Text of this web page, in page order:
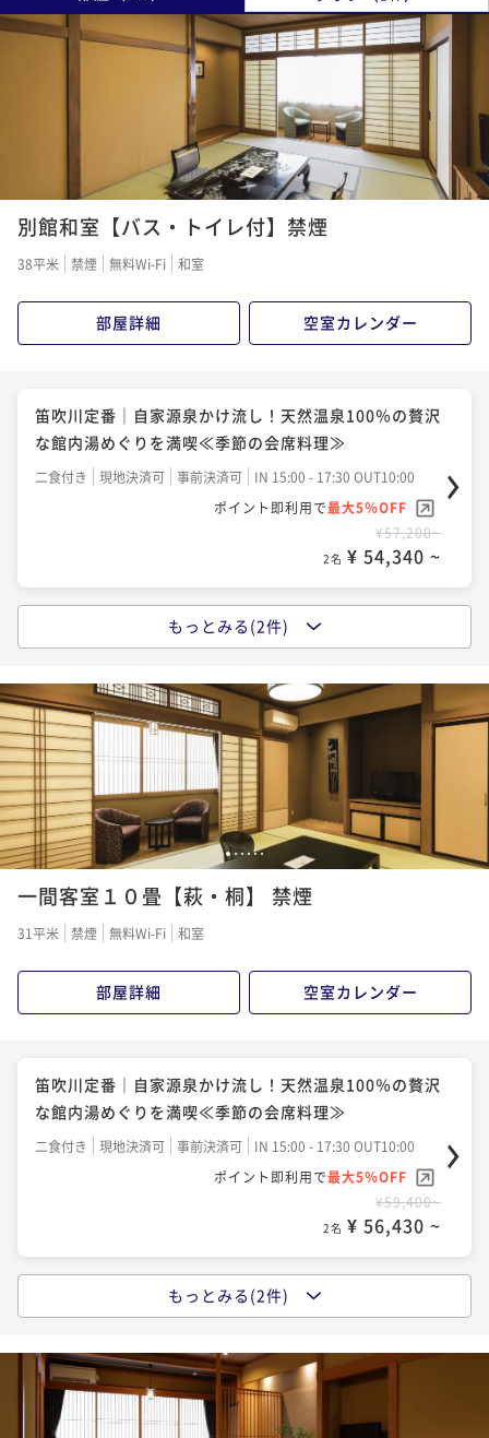
別館和室【バス・トイレ付】禁煙
38平米 禁煙 無料Wi-Fi 和室
部屋詳細 空室カレンダー
笛吹川定番｜自家源泉かけ流し！天然温泉100％の贅沢
な館内湯めぐりを満喫≪季節の会席料理≫
二食付き 現地決済可 事前決済可
IN 15:00 - 17:30 OUT10:00
ポイント即利用で最大5％OFF
¥57,200~
2名 ¥ 54,340 ~
山梨の味覚プラン｜ご当地グルメを満喫！山梨県産ワ
二食付き 現地決済可 事前決済可
IN 15:00 - 17:30 OUT11:00
ポイント即利用で最大5％OFF
2名 ¥ 61,655 ~
美酒美食プラン｜ワイン県・山梨のソムリエが厳選セ
レクト《山梨ワインと和食をペアリング》
¥68,200~
2名 ¥ 64,790 ~
もっとみる(2件)
123456
一間客室１０畳【萩・桐】 禁煙
31平米 禁煙 無料Wi-Fi 和室
部屋詳細 空室カレンダー
笛吹川定番｜自家源泉かけ流し！天然温泉100％の贅沢
な館内湯めぐりを満喫≪季節の会席料理≫
二食付き 現地決済可 事前決済可
IN 15:00 - 17:30 OUT10:00
ポイント即利用で最大5％OFF
¥59,400~
2名 ¥ 56,430 ~
山梨の味覚プラン｜ご当地グルメを満喫！山梨県産ワ
二食付き 現地決済可 事前決済可
IN 15:00 - 17:30 OUT11:00
ポイント即利用で
¥67,100~
もっとみる(2件)